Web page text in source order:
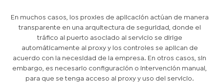
En muchos casos, los proxies de aplicación actúan de manera
transparente en una arquitectura de seguridad, donde el
tráfico al puerto asociado al servicio se dirige
automáticamente al proxy y los controles se aplican de
acuerdo con la necesidad de la empresa. En otros casos, sin
embargo, es necesario configuración o intervención manual,
para que se tenga acceso al proxy y uso del servicio.